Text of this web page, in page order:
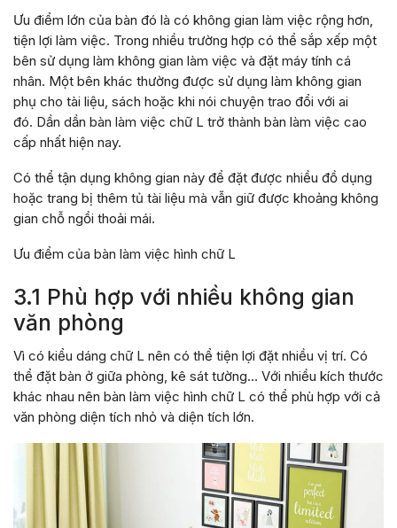
Ưu điểm lớn của bàn đó là có không gian làm việc rộng hơn,
tiện lợi làm việc. Trong nhiều trường hợp có thể sắp xếp một
bên sử dụng làm không gian làm việc và đặt máy tính cá
nhân. Một bên khác thường được sử dụng làm không gian
phụ cho tài liệu, sách hoặc khi nói chuyện trao đổi với ai
đó. Dần dần bàn làm việc chữ L trở thành bàn làm việc cao
cấp nhất hiện nay.
Có thể tận dụng không gian này để đặt được nhiều đồ dụng
hoặc trang bị thêm tủ tài liệu mà vẫn giữ được khoảng không
gian chỗ ngồi thoải mái.
Ưu điểm của bàn làm việc hình chữ L
3.1 Phù hợp với nhiều không gian
văn phòng
Vì có kiểu dáng chữ L nên có thể tiện lợi đặt nhiều vị trí. Có
thể đặt bàn ở giữa phòng, kê sát tường… Với nhiều kích thước
khác nhau nên bàn làm việc hình chữ L có thể phù hợp với cả
văn phòng diện tích nhỏ và diện tích lớn.